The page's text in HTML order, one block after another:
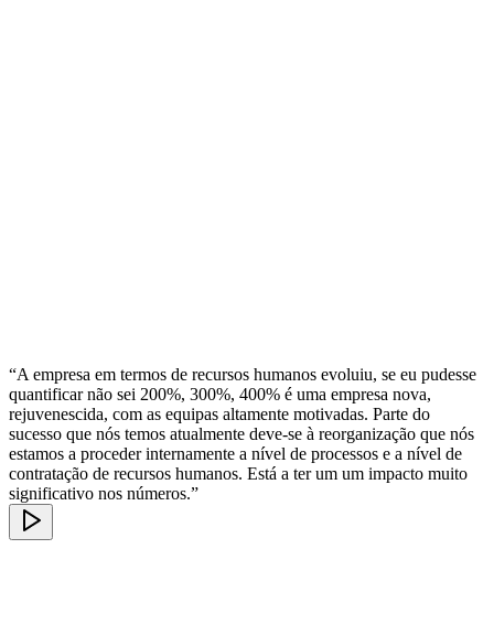
“A empresa em termos de recursos humanos evoluiu, se eu pudesse
quantificar não sei 200%, 300%, 400% é uma empresa nova,
rejuvenescida, com as equipas altamente motivadas. Parte do
sucesso que nós temos atualmente deve-se à reorganização que nós
estamos a proceder internamente a nível de processos e a nível de
contratação de recursos humanos. Está a ter um um impacto muito
significativo nos números.”